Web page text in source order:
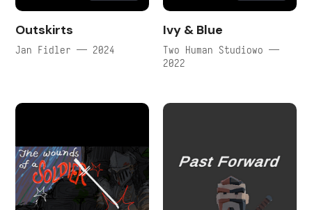
Outskirts
Jan Fidler — 2024
Ivy & Blue
Two Human Studiowo —
2022